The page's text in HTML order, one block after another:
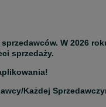
W 2026
sprzedaży.
Każdej